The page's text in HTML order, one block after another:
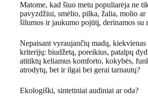
Matome, kad šiuo metu populiarėja ne
pavyzdžiui, smėlio, pilka, žalia, molio ar
šilumos ir jaukumo pojūtį, derinamos su
Nepaisant vyraujančių madų,
kriterijų: biudžetą, poreikius, patalpų
atitiktų keliamus komforto, kokybės,
atrodytų, bet ir ilgai bei gerai tarnautų?
Ekologiški, sintetiniai audiniai ar oda?